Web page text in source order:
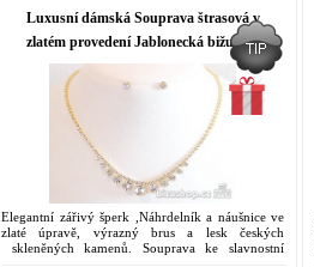
Luxusní dámská Souprava štrasová v
zlatém provedení Jablonecká bižuterie
31994
Elegantní zářivý šperk ,Náhrdelník a náušnice ve
zlaté úpravě, výrazný brus a lesk českých
skleněných kamenů. Souprava ke slavnostní